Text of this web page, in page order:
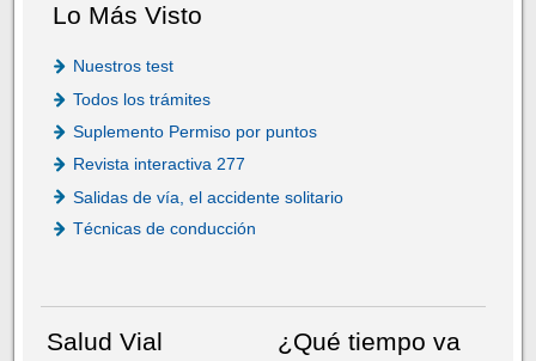
Lo Más Visto
Nuestros test
Todos los trámites
Suplemento Permiso por puntos
Revista interactiva 277
Salidas de vía, el accidente solitario
Técnicas de conducción
Salud Vial
¿Qué tiempo va